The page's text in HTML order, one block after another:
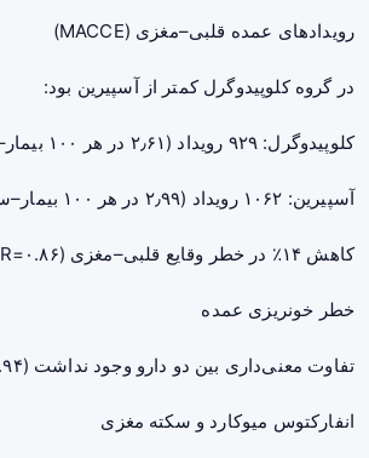
رویدادهای عمده قلبی–مغزی (MACCE)
در گروه کلوپیدوگرل کمتر از آسپیرین بود:
کلوپیدوگرل: ۹۲۹ رویداد (۲٫۶۱ در هر ۱۰۰ بیمار–سال)
آسپیرین: ۱۰۶۲ رویداد (۲٫۹۹ در هر ۱۰۰ بیمار–سال)
کاهش ۱۴٪ در خطر وقایع قلبی–مغزی (HR=۰.۸۶؛ p=۰.۰۰۸)
خطر خونریزی عمده
تفاوت معنی‌داری بین دو دارو وجود نداشت (HR=۰.۹۴؛ p=۰.۶۴)
انفارکتوس میوکارد و سکته مغزی